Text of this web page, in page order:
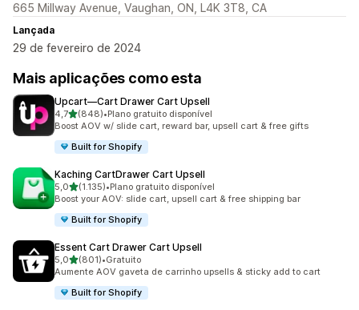
665 Millway Avenue, Vaughan, ON, L4K 3T8, CA
Lançada
29 de fevereiro de 2024
Mais aplicações como esta
Upcart—Cart Drawer Cart Upsell
4,7de 5 estrelas
(848)
848 total de avaliações
•Plano gratuito disponível
Boost AOV w/ slide cart, reward bar, upsell cart & free gifts
Built for Shopify
Kaching CartDrawer Cart Upsell
5,0de 5 estrelas
(1.135)
1135 total de avaliações
•Plano gratuito disponível
Boost your AOV: slide cart, upsell cart & free shipping bar
Built for Shopify
Essent Cart Drawer Cart Upsell
5,0de 5 estrelas
(801)
801 total de avaliações
•Gratuito
Aumente AOV gaveta de carrinho upsells & sticky add to cart
Built for Shopify